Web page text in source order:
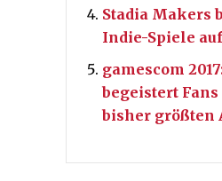
Stadia Makers
Indie-Spiele
gamescom
begeistert
bisher größten